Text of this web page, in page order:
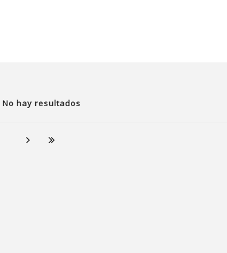
No hay resultados